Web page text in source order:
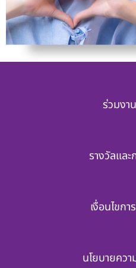
ร่วมงา
รางวัลแล
เงื่อนไขกา
นโยบายคว